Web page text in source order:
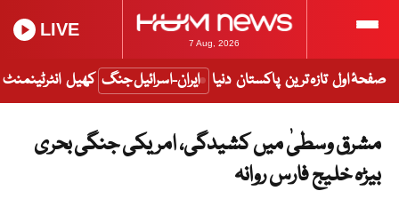
7 Aug, 2026
LIVE
صفحۂ اول تازہ ترین پاکستان دنیا ایران-اسرائیل جنگ کھیل انٹرٹینمنٹ
مشرق وسطیٰ میں کشیدگی، امریکی جنگی بحری
بیڑہ خلیج فارس روانہ